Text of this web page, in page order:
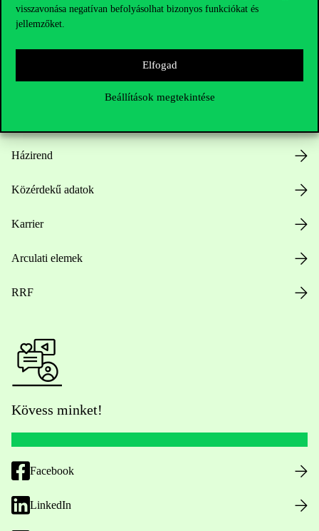
visszavonása negatívan befolyásolhat bizonyos funkciókat és
jellemzőket.
Elfogad
Beállítások megtekintése
Házirend
Közérdekű adatok
Karrier
Arculati elemek
RRF
Kövess minket!
Facebook
LinkedIn